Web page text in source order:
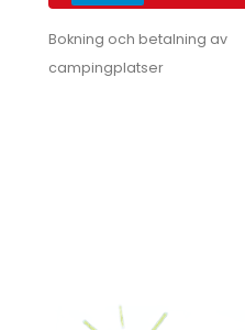
Bokning och betalning av
campingplatser